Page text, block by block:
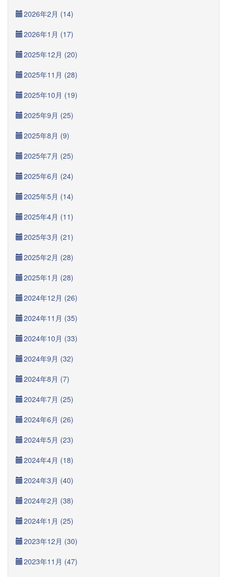
2026年2月 (14)
2026年1月 (17)
2025年12月 (20)
2025年11月 (28)
2025年10月 (19)
2025年9月 (25)
2025年8月 (9)
2025年7月 (25)
2025年6月 (24)
2025年5月 (14)
2025年4月 (11)
2025年3月 (21)
2025年2月 (28)
2025年1月 (28)
2024年12月 (26)
2024年11月 (35)
2024年10月 (33)
2024年9月 (32)
2024年8月 (7)
2024年7月 (25)
2024年6月 (26)
2024年5月 (23)
2024年4月 (18)
2024年3月 (40)
2024年2月 (38)
2024年1月 (25)
2023年12月 (30)
2023年11月 (47)